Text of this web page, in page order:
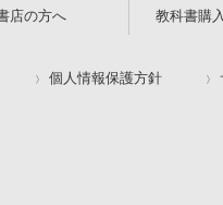
店の方へ 教科書購
個人情報保護方針